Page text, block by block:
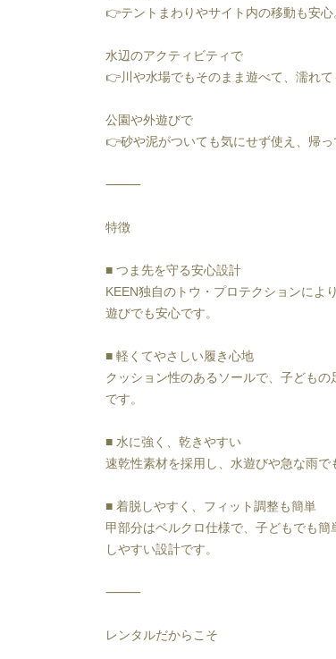
👉テントまわりやサイト内の移動も安
水辺のアクティビティで
👉川や水場でもそのまま遊べて、濡れて
公園や外遊びで
👉砂や泥がついても気にせず使え、帰
⸻
特徴
■ つま先を守る安心設計
KEEN独自のトウ・プロテクションによ
遊びでも安心です。
■ 軽くてやさしい履き心地
クッション性のあるソールで、子ども
です。
■ 水に強く、乾きやすい
速乾性素材を採用し、水遊びや急な雨で
■ 着脱しやすく、フィット調整も簡単
甲部分はベルクロ仕様で、子どもでも
しやすい設計です。
⸻
レンタルだからこそ